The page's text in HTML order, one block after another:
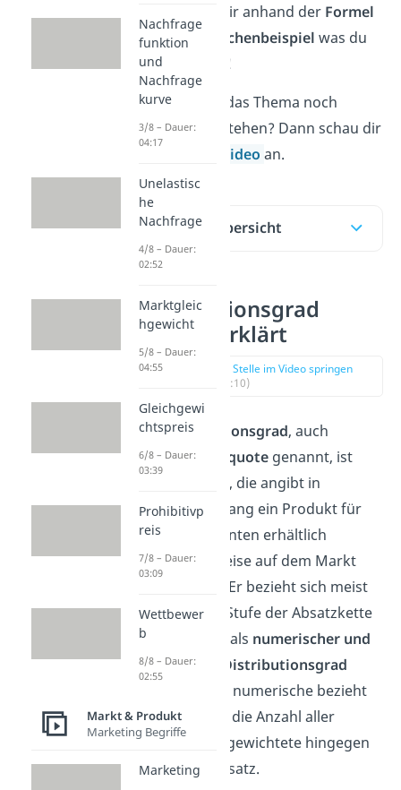
erklären wir dir anhand derFormel
und einem
Rechenbeispiel was du
wissen musst!
Du möchtest das Thema noch
schneller verstehen? Dann schau dir
Video an.
Inhaltsübersicht
Distributionsgrad
einfach erklärt
zur Stelle im Video springen
(00:10)
DerDistributionsgrad, auch
Distributionsquotegenannt, ist
eine Kennzahl, die angibt in
welchem Umfang ein Produkt für
den Konsumenten erhältlich
beziehungsweise auf dem Markt
verbreitet ist. Er bezieht sich meist
auf die letzte Stufe der Absatzkette
und lässt sich als numerischer und
gewichteter Distributionsgrad
ermitteln. Der numerische bezieht
sich dabei auf die Anzahl aller
Anbieter, der gewichtete hingegen
auf deren Umsatz.
Nachfrage
funktion
und
Nachfrage
kurve
3/8 – Dauer:
04:17
Unelastisc
he
Nachfrage
4/8 – Dauer:
02:52
Marktgleic
hgewicht
5/8 – Dauer:
04:55
Gleichgewi
chtspreis
6/8 – Dauer:
03:39
Prohibitivp
reis
7/8 – Dauer:
03:09
Wettbewer
b
8/8 – Dauer:
02:55
Markt & Produkt
Marketing Begriffe
Marketing